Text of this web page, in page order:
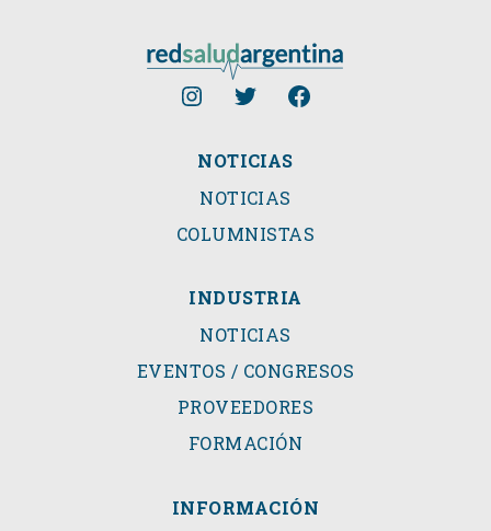
NOTICIAS
NOTICIAS
COLUMNISTAS
INDUSTRIA
NOTICIAS
EVENTOS / CONGRESOS
PROVEEDORES
FORMACIÓN
INFORMACIÓN